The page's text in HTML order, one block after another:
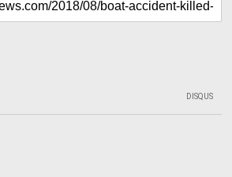
DISQUS